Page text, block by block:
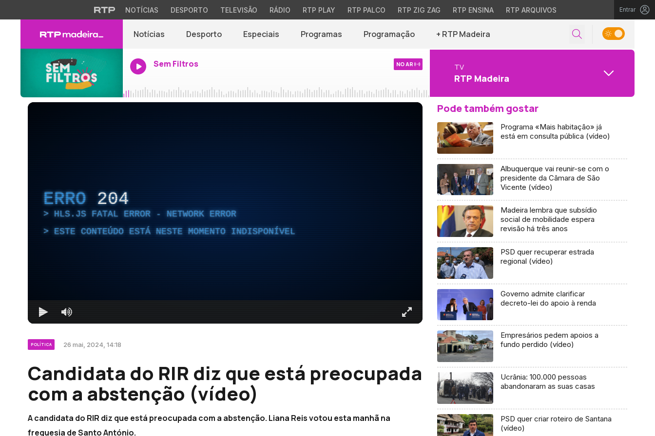
NOTÍCIAS DESPORTO TELEVISÃO RÁDIO RTP PLAY RTP PALCO RTP ZIG ZAG RTP ENSINA RTP ARQUIVOS Entrar
Notícias Desporto Especiais Programas Programação + RTP Madeira
Sem Filtros NO AR TV
RTP Madeira
ERRO 204
HLS.JS FATAL ERROR - NETWORK ERROR
ESTE CONTEÚDO ESTÁ NESTE MOMENTO INDISPONÍVEL
POLÍTICA 26 mai, 2024, 14:18
Candidata do RIR diz que está preocupada
com a abstenção (vídeo)
A candidata do RIR diz que está preocupada com a abstenção. Liana Reis votou esta manhã na
freguesia de Santo António.
Pode também gostar
Programa «Mais habitação» já
está em consulta pública (vídeo)
Albuquerque vai reunir-se com o
presidente da Câmara de São
Vicente (vídeo)
Madeira lembra que subsídio
social de mobilidade espera
revisão há três anos
PSD quer recuperar estrada
regional (vídeo)
Governo admite clarificar
decreto-lei do apoio à renda
Empresários pedem apoios a
fundo perdido (vídeo)
Ucrânia: 100.000 pessoas
abandonaram as suas casas
PSD quer criar roteiro de Santana
(vídeo)